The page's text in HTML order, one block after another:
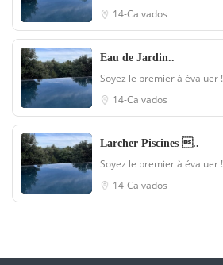
14-Calvados
Eau de Jardin..
Soyez le premier à évaluer !
14-Calvados
Larcher Piscines ..
Soyez le premier à évaluer !
14-Calvados